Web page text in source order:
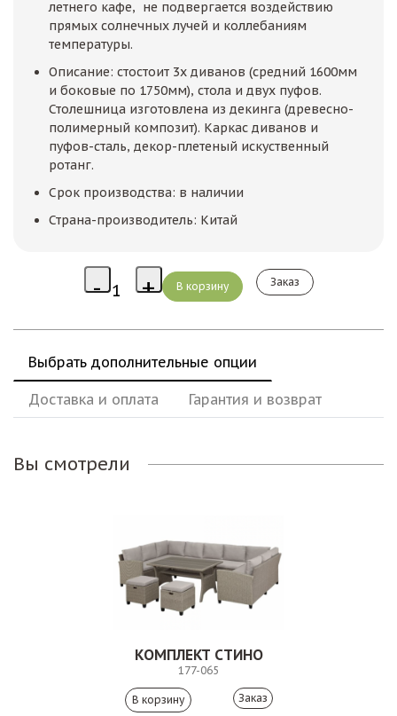
летнего кафе, не подвергается воздействию
прямых солнечных лучей и коллебаниям
температуры.
Описание: стостоит 3х диванов (средний 1600мм
и боковые по 1750мм), стола и двух пуфов.
Столешница изготовлена из декинга (древесно-
полимерный композит). Каркас диванов и
пуфов-сталь, декор-плетеный искуственный
ротанг.
Срок производства: в наличии
Страна-производитель: Китай
Заказ
Выбрать дополнительные опции
Доставка и оплата Гарантия и возврат
Вы смотрели
КОМПЛЕКТ СТИНО
177-065
Заказ